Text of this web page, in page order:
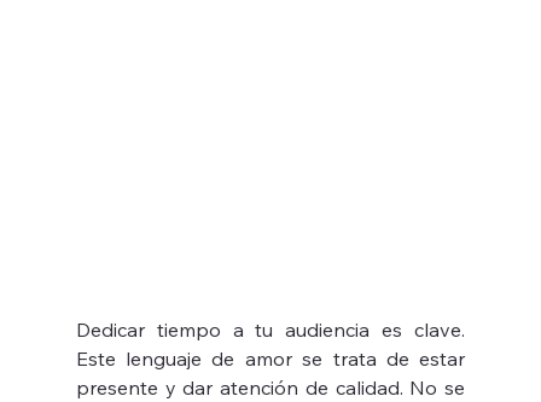
Dedicar tiempo a tu audiencia es clave.
Este lenguaje de amor se trata de estar
presente y dar atención de calidad. No se